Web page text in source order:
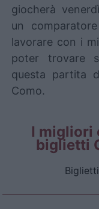
giocherà
un
lavorare con i
poter trovare
questa partita
Como.
I migliori
biglietti
Biglietti